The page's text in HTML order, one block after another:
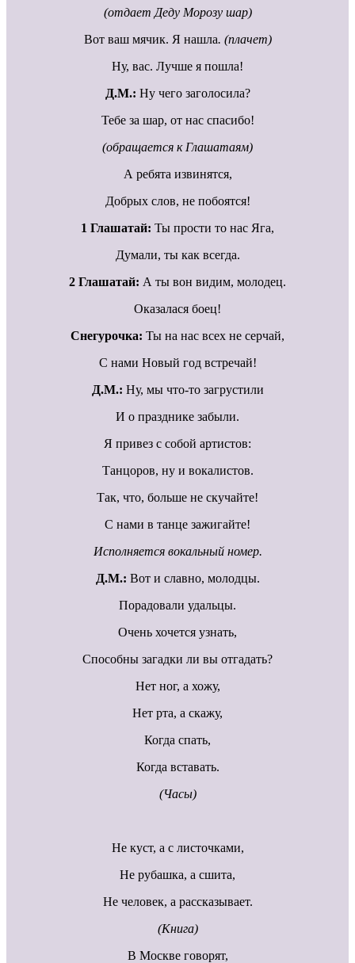
(отдает Деду Морозу шар)
Вот ваш мячик. Я нашла. (плачет)
Ну, вас. Лучше я пошла!
Д.М.: Ну чего заголосила?
Тебе за шар, от нас спасибо!
(обращается к Глашатаям)
А ребята извинятся,
Добрых слов, не побоятся!
1 Глашатай: Ты прости то нас Яга,
Думали, ты как всегда.
2 Глашатай: А ты вон видим, молодец.
Оказалася боец!
Снегурочка: Ты на нас всех не серчай,
С нами Новый год встречай!
Д.М.: Ну, мы что-то загрустили
И о празднике забыли.
Я привез с собой артистов:
Танцоров, ну и вокалистов.
Так, что, больше не скучайте!
С нами в танце зажигайте!
Исполняется вокальный номер.
Д.М.: Вот и славно, молодцы.
Порадовали удальцы.
Очень хочется узнать,
Способны загадки ли вы отгадать?
Нет ног, а хожу,
Нет рта, а скажу,
Когда спать,
Когда вставать.
(Часы)
Не куст, а с листочками,
Не рубашка, а сшита,
Не человек, а рассказывает.
(Книга)
В Москве говорят,